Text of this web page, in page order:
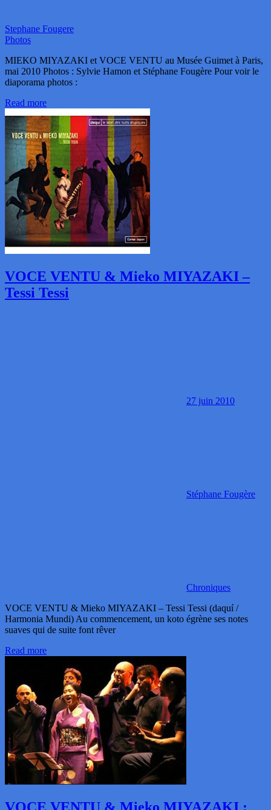
Stephane Fougere
Photos
MIEKO MIYAZAKI et VOCE VENTU au Musée Guimet à Paris,
mai 2010 Photos : Sylvie Hamon et Stéphane Fougère Pour voir le
diaporama photos :
Read more
VOCE VENTU & Mieko MIYAZAKI –
Tessi Tessi
27 juin 2010
Stéphane Fougère
Chroniques
VOCE VENTU & Mieko MIYAZAKI – Tessi Tessi (daquí /
Harmonia Mundi) Au commencement, un koto égrène ses notes
suaves qui de suite font rêver
Read more
VOCE VENTU & Mieko MIYAZAKI :